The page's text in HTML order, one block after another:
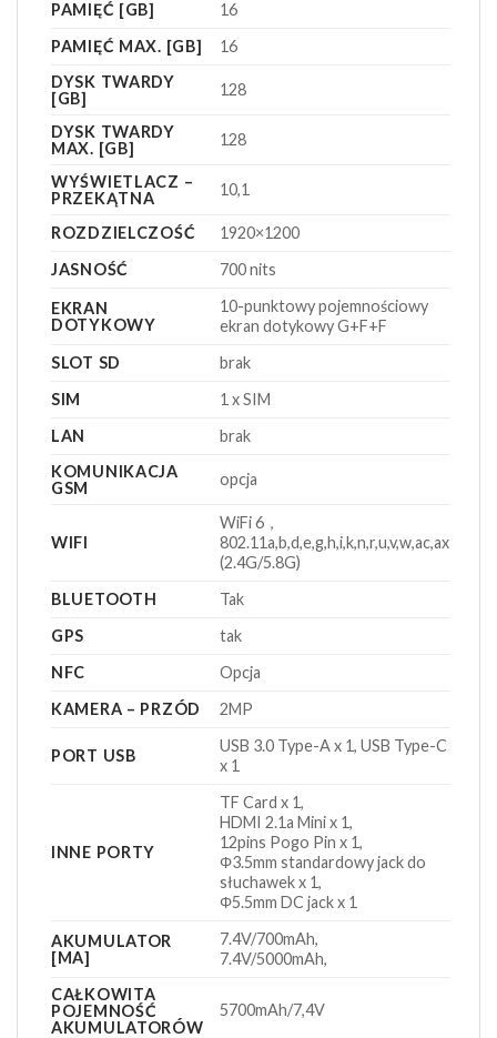
PAMIĘĆ [GB]
16
PAMIĘĆ MAX. [GB]
16
DYSK TWARDY
[GB]
128
DYSK TWARDY
MAX. [GB]
128
WYŚWIETLACZ –
PRZEKĄTNA
10,1
ROZDZIELCZOŚĆ
1920×1200
JASNOŚĆ
700 nits
EKRAN
DOTYKOWY
10-punktowy pojemnościowy
ekran dotykowy G+F+F
SLOT SD
brak
SIM
1 x SIM
LAN
brak
KOMUNIKACJA
GSM
opcja
WIFI
WiFi 6，
802.11a,b,d,e,g,h,i,k,n,r,u,v,w,ac,ax
(2.4G/5.8G)
BLUETOOTH
Tak
GPS
tak
NFC
Opcja
KAMERA – PRZÓD
2MP
PORT USB
USB 3.0 Type-A x 1, USB Type-C
x 1
INNE PORTY
TF Card x 1,
HDMI 2.1a Mini x 1,
12pins Pogo Pin x 1,
Φ3.5mm standardowy jack do
słuchawek x 1,
Φ5.5mm DC jack x 1
AKUMULATOR
[MA]
7.4V/700mAh,
7.4V/5000mAh,
CAŁKOWITA
POJEMNOŚĆ
AKUMULATORÓW
5700mAh/7,4V